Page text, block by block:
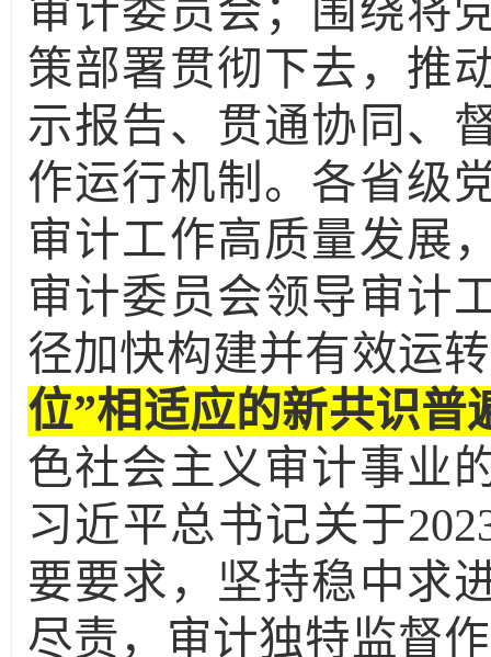
审计委员会；围绕将
策部署贯彻下去，推
示报告、贯通协同、
作运行机制。各省级
审计工作高质量发展
审计委员会领导审计
径加快构建并有效运
位”相适应的新共识普
色社会主义审计事业
习近平总书记关于
要要求，坚持稳中求
尽责，审计独特监督